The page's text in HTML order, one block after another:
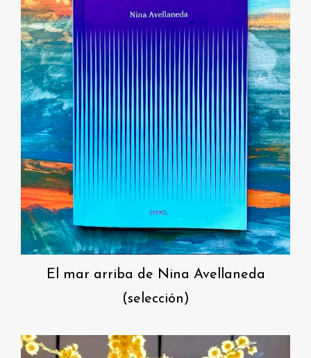
El mar arriba de Nina Avellaneda
(selección)